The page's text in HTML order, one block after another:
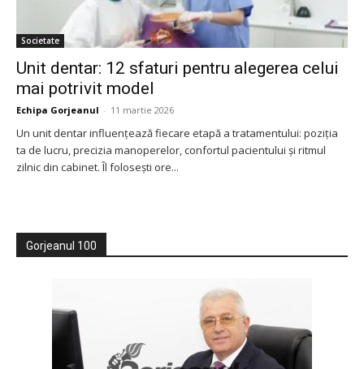
Societate
Unit dentar: 12 sfaturi pentru alegerea celui
mai potrivit model
Echipa Gorjeanul - 11 martie 2026
Un unit dentar influențează fiecare etapă a tratamentului: poziția
ta de lucru, precizia manoperelor, confortul pacientului și ritmul
zilnic din cabinet. Îl folosești ore...
Gorjeanul 100